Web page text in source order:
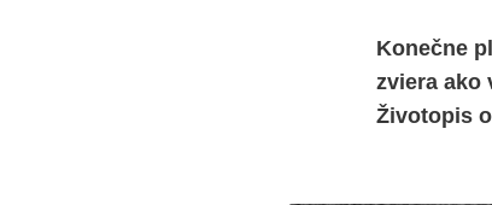
Konečne
zviera ako
Životopis